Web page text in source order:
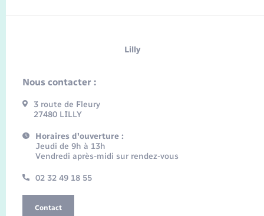
Lilly
Nous contacter :
3 route de Fleury
27480 LILLY
Horaires d'ouverture :
Jeudi de 9h à 13h
Vendredi après-midi sur rendez-vous
02 32 49 18 55
Contact